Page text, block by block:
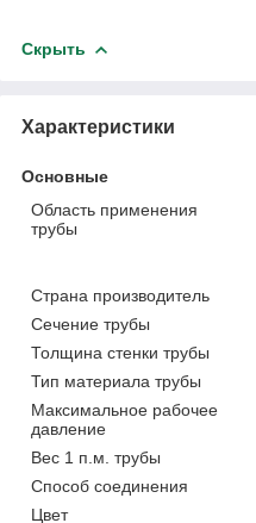
Скрыть
Характеристики
Основные
Область применения
трубы
Страна производитель
Сечение трубы
Толщина стенки трубы
Тип материала трубы
Максимальное рабочее
давление
Вес 1 п.м. трубы
Способ соединения
Цвет